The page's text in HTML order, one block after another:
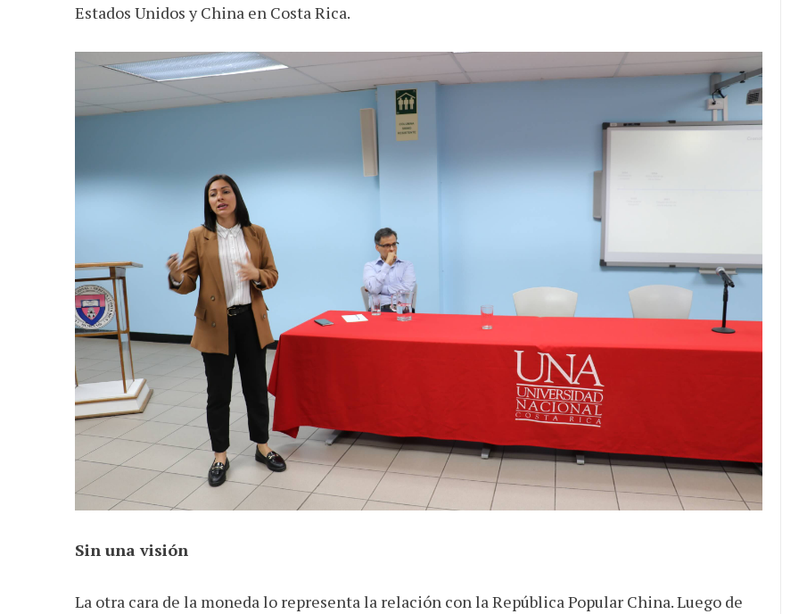
Estados Unidos y China en Costa Rica.
Sin una visión
La otra cara de la moneda lo representa la relación con la República Popular China. Luego de